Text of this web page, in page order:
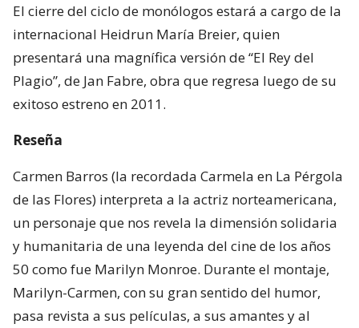
El cierre del ciclo de monólogos estará a cargo de la
internacional Heidrun María Breier, quien
presentará una magnífica versión de “El Rey del
Plagio”, de Jan Fabre, obra que regresa luego de su
exitoso estreno en 2011.
Reseña
Carmen Barros (la recordada Carmela en La Pérgola
de las Flores) interpreta a la actriz norteamericana,
un personaje que nos revela la dimensión solidaria
y humanitaria de una leyenda del cine de los años
50 como fue Marilyn Monroe. Durante el montaje,
Marilyn-Carmen, con su gran sentido del humor,
pasa revista a sus películas, a sus amantes y al